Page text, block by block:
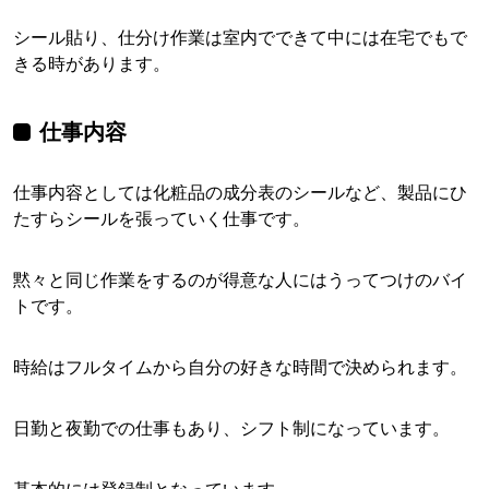
シール貼り、仕分け作業は室内でできて中には在宅でもで
きる時があります。
仕事内容
仕事内容としては化粧品の成分表のシールなど、製品にひ
たすらシールを張っていく仕事です。
黙々と同じ作業をするのが得意な人にはうってつけのバイ
トです。
時給はフルタイムから自分の好きな時間で決められます。
日勤と夜勤での仕事もあり、シフト制になっています。